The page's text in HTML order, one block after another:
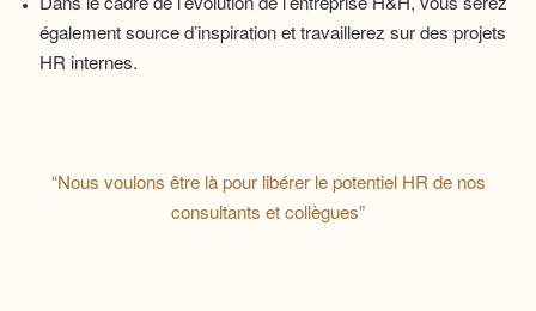
également source d’inspiration et travaillerez sur des projets
HR internes.
“Nous voulons être là pour libérer le potentiel HR de nos
consultants et collègues”